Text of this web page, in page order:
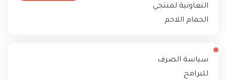
التعاونية لمنتجي
الحمام اللاحم
سياسة الصرف
للبرامج